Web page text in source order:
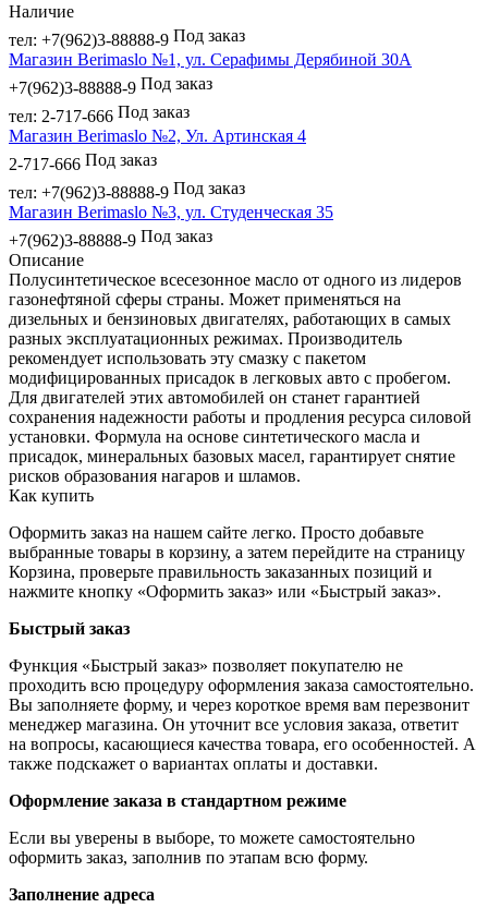
Наличие
тел: +7(962)3-88888-9 Под заказ
Магазин Berimaslo №1, ул. Серафимы Дерябиной 30А
+7(962)3-88888-9 Под заказ
тел: 2-717-666 Под заказ
Магазин Berimaslo №2, Ул. Артинская 4
2-717-666 Под заказ
тел: +7(962)3-88888-9 Под заказ
Магазин Berimaslo №3, ул. Студенческая 35
+7(962)3-88888-9 Под заказ
Описание
Полусинтетическое всесезонное масло от одного из лидеров
газонефтяной сферы страны. Может применяться на
дизельных и бензиновых двигателях, работающих в самых
разных эксплуатационных режимах. Производитель
рекомендует использовать эту смазку с пакетом
модифицированных присадок в легковых авто с пробегом.
Для двигателей этих автомобилей он станет гарантией
сохранения надежности работы и продления ресурса силовой
установки. Формула на основе синтетического масла и
присадок, минеральных базовых масел, гарантирует снятие
рисков образования нагаров и шламов.
Как купить
Оформить заказ на нашем сайте легко. Просто добавьте
выбранные товары в корзину, а затем перейдите на страницу
Корзина, проверьте правильность заказанных позиций и
нажмите кнопку «Оформить заказ» или «Быстрый заказ».
Быстрый заказ
Функция «Быстрый заказ» позволяет покупателю не
проходить всю процедуру оформления заказа самостоятельно.
Вы заполняете форму, и через короткое время вам перезвонит
менеджер магазина. Он уточнит все условия заказа, ответит
на вопросы, касающиеся качества товара, его особенностей. А
также подскажет о вариантах оплаты и доставки.
Оформление заказа в стандартном режиме
Если вы уверены в выборе, то можете самостоятельно
оформить заказ, заполнив по этапам всю форму.
Заполнение адреса